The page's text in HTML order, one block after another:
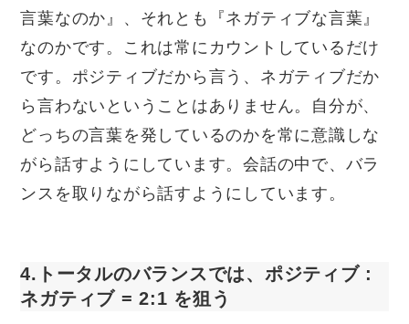
言葉なのか』、それとも『ネガティブな言葉』
なのかです。これは常にカウントしているだけ
です。ポジティブだから言う、ネガティブだか
ら言わないということはありません。自分が、
どっちの言葉を発しているのかを常に意識しな
がら話すようにしています。会話の中で、バラ
ンスを取りながら話すようにしています。
4.トータルのバランスでは、ポジティブ :
ネガティブ = 2:1 を狙う